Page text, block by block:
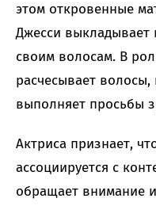
этом откровенные
Джесси выкладывает
своим волосам. В
расчесывает
выполняет просьбы
Актриса признает,
ассоциируется с
обращает внимание